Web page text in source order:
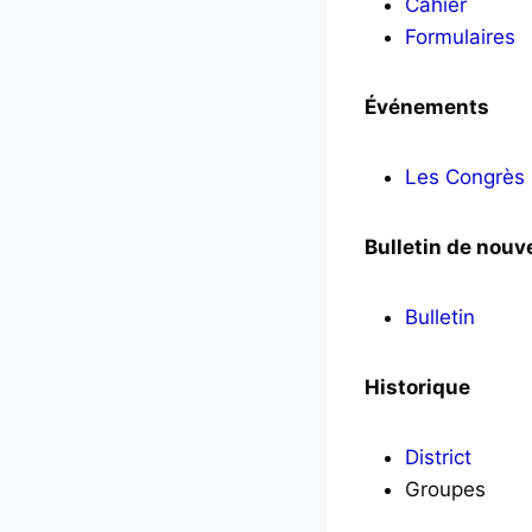
Cahier
Formulaires
Événements
Les Congrès
Bulletin de
Bulletin
Historique
District
Groupes